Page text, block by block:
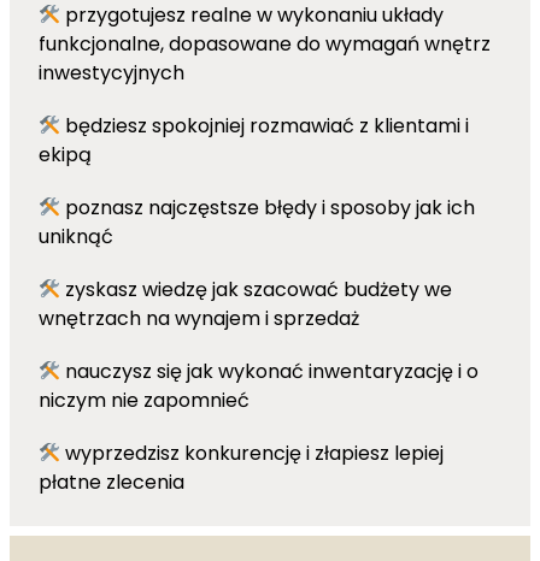
przygotujesz realne w wykonaniu układy
funkcjonalne, dopasowane do wymagań wnętrz
inwestycyjnych
będziesz spokojniej rozmawiać z klientami i
ekipą
poznasz najczęstsze błędy i sposoby jak ich
uniknąć
zyskasz wiedzę jak szacować budżety we
wnętrzach na wynajem i sprzedaż
nauczysz się jak wykonać inwentaryzację i o
niczym nie zapomnieć
wyprzedzisz konkurencję i złapiesz lepiej
płatne zlecenia